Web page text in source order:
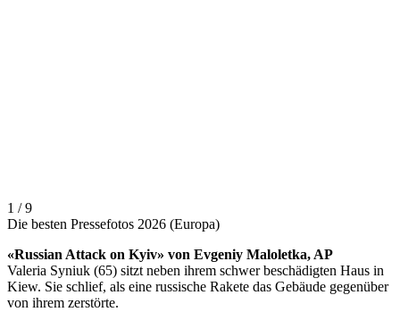
1 / 9
Die besten Pressefotos 2026 (Europa)
«Russian Attack on Kyiv» von Evgeniy Maloletka, AP
Valeria Syniuk (65) sitzt neben ihrem schwer beschädigten Haus in
Kiew. Sie schlief, als eine russische Rakete das Gebäude gegenüber
von ihrem zerstörte.